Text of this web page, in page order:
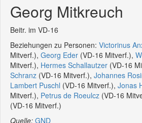
Georg Mitkreuch
Beitr. im VD-16
Beziehungen zu Personen: Victorinus
Mitverf.), Georg Eder (VD-16 Mitverf.),
Mitverf.), Hermes Schallautzer (VD-16
Schranz (VD-16 Mitverf.), Johannes
Lambert Puschl (VD-16 Mitverf.), Jonas
Mitverf.), Petrus de Roeulcz (VD-16
(VD-16 Mitverf.)
Quelle: GND